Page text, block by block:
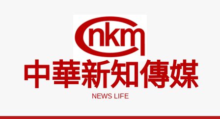
中華新知傳媒
NEWS LIFE